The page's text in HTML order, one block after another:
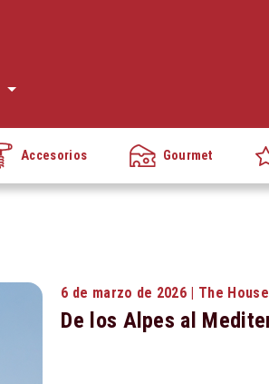
Accesorios Gourmet
6 de marzo de 2026 | The
De los Alpes al